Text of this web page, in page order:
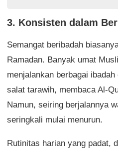
3. Konsisten dalam
Semangat beribadah
Ramadan. Banyak umat
menjalankan berbagai
salat tarawih, membaca Al-
Namun, seiring berjalannya
seringkali mulai menurun.
Rutinitas harian yang padat,